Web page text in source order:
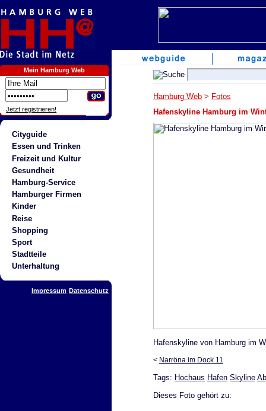
Mein Hamburg Web
Jetzt registrieren!
Cityguide
Essen und Trinken
Freizeit und Kultur
Gesundheit
Hamburg-Service
Hamburger Firmen
Kinder
Reise
Shopping
Sport
Stadtteile
Unterhaltung
Impressum Datenschutz
Hamburg Web > Fotos
Hafenskyline Hamburg im
Hafenskyline von Hamburg im
< Narröna im Dock 11
Tags: Hochaus Hafen Skyline
Dieses Foto gehört zu: